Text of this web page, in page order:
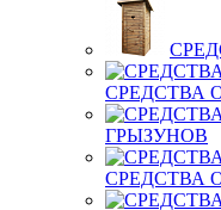
СРЕДСТВА
ГРЫЗУНОВ
СРЕДСТВА